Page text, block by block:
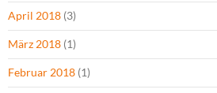
April 2018 (3)
März 2018 (1)
Februar 2018 (1)